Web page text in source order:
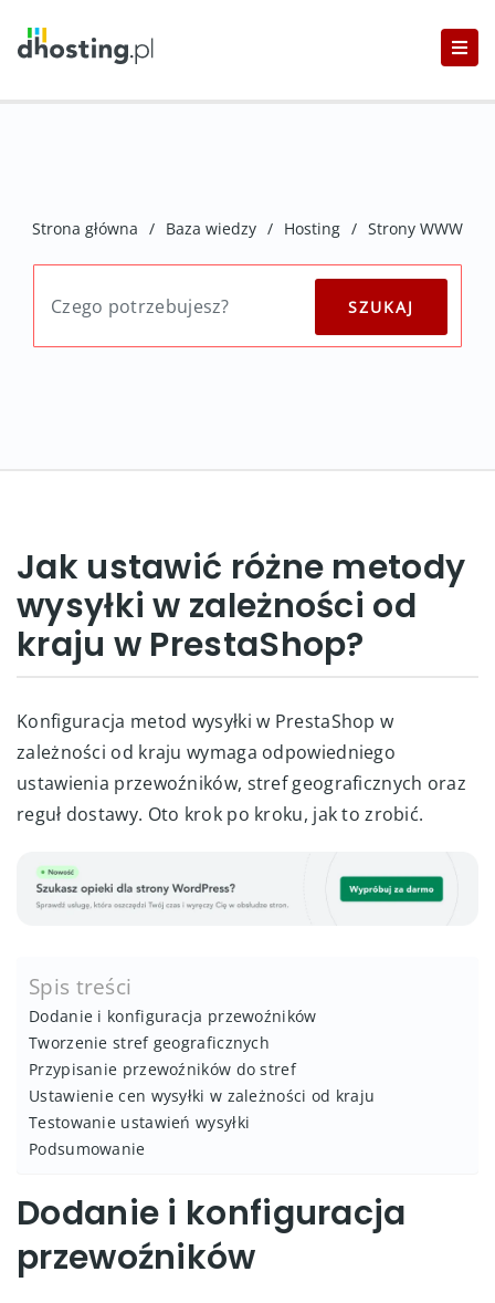
Strona główna / Baza wiedzy / Hosting / Strony WWW
Jak ustawić różne metody
wysyłki w zależności od
kraju w PrestaShop?
Konfiguracja metod wysyłki w PrestaShop w
zależności od kraju wymaga odpowiedniego
ustawienia przewoźników, stref geograficznych oraz
reguł dostawy. Oto krok po kroku, jak to zrobić.
Spis treści
Dodanie i konfiguracja przewoźników
Tworzenie stref geograficznych
Przypisanie przewoźników do stref
Ustawienie cen wysyłki w zależności od kraju
Testowanie ustawień wysyłki
Podsumowanie
Dodanie i konfiguracja
przewoźników